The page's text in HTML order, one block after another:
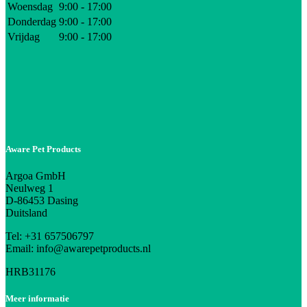
Woensdag 9:00 - 17:00
Donderdag 9:00 - 17:00
Vrijdag
9:00 - 17:00
Aware Pet Products
Argoa GmbH
Neulweg 1
D-86453 Dasing
Duitsland
Tel: +31 657506797
Email: info@awarepetproducts.nl
HRB31176
Meer informatie